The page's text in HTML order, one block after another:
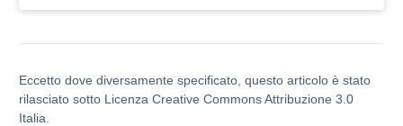
Eccetto dove diversamente specificato, questo articolo è stato
rilasciato sotto Licenza Creative Commons Attribuzione 3.0
Italia.